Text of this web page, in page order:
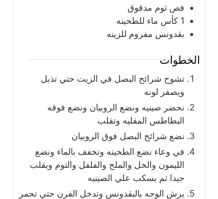
فص ثوم مدقوق
1 كأس ماء للطحينه
بقدونس مفروم للزينه
الخطوات
تشوح شرائح البصل في الزيت حتي تذبل
ويصفر لونه
نحضر صينيه ونضع الروبيان ونضع فوقه
البطاطس المقليه وتقلب
نضع شرائح البصل فوق الروبيان
في وعاء نضع الطحينه وتخفف بالماء ونضع
الليمون والخل والملح والفلفل والثوم ويقلب
جيدا ثم يسكب علي الصينيه
يرش الوجه بالبقدونس وتدخل الفرن حتي تحمر